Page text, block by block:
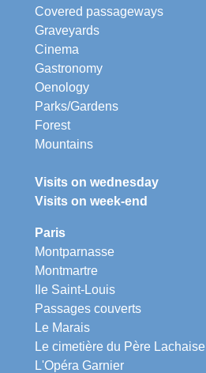
Covered passageways
Graveyards
Cinema
Gastronomy
Oenology
Parks/Gardens
Forest
Mountains
Visits on wednesday
Visits on week-end
Paris
Montparnasse
Montmartre
Ile Saint-Louis
Passages couverts
Le Marais
Le cimetière du Père Lachaise
L'Opéra Garnier